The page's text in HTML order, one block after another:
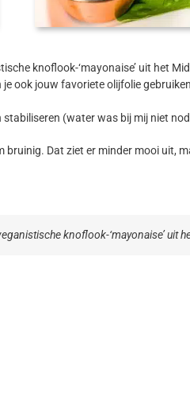
knoflook-‘mayonaise’ uit het
ook jouw favoriete olijfolie
(water was bij mij niet
Dat ziet er minder mooi uit,
knoflook-‘mayonaise’ uit